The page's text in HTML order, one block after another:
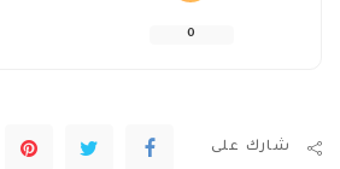
0
شارك على